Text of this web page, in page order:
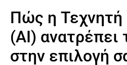
Πώς η
(AI) ανατρέπει
στην επιλογή